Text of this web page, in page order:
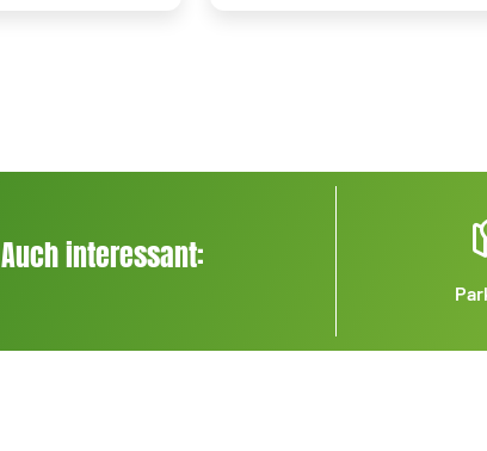
Auch interessant: